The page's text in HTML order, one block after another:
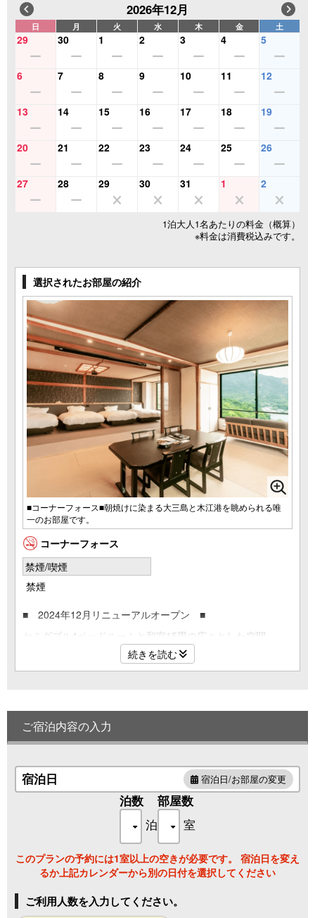
2026年12月
日 月 火 水 木 金 土
29 30 1 2 3 4 5
6 7 8 9 10 11 12
13 14 15 16 17 18 19
20 21 22 23 24 25 26
27 28 29 30 31 1 2
1泊大人1名あたりの料金（概算）
※料金は消費税込みです。
選択されたお部屋の紹介
■コーナーフォース■朝焼けに染まる大三島と木江港を眺められる唯
一のお部屋です。
コーナーフォース
禁煙/喫煙
禁煙
■ 2024年12月リニューアルオープン ■
セミダブル4ベッドルームと和室15畳の広々とした空間。
3階東側の角部屋、朝焼けに染まる大三島と木江港を眺めら
バス・トイレ 有り（セパレート）トイレ2箇所
その他 禁煙
広々したお部屋は大人数でも快適に過ごせます。
女性に嬉しい設備も充実しています。
続きを読む
ご宿泊内容の入力
宿泊日 宿泊日/お部屋の変更
泊数
泊
部屋数
室
このプランの予約には1室以上の空きが必要です。 宿泊日を変え
るか上記カレンダーから別の日付を選択してください
ご利用人数を入力してください。